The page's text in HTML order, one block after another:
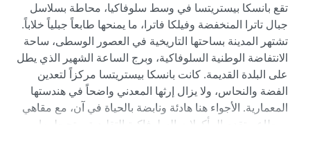
تقع بانسكا بيستريتسا في وسط سلوفاكيا، محاطة بسلاسل
جبال تاترا المنخفضة وفيلكا فاترا، ما يمنحها طابعاً جبلياً خلاباً.
تشتهر المدينة بساحتها التاريخية في العصور الوسطى، ساحة
الانتفاضة الوطنية السلوفاكية، وبرج الساعة الشهير الذي يطل
على البلدة القديمة. كانت بانسكا بيستريتسا مركزاً لتعدين
الفضة والنحاس، ولا يزال إرثها المعدني واضحاً في هندستها
المعمارية. الأجواء هنا هادئة ونابضة بالحياة في آن، مع مقاهي
ومطاعم تقدم المأكولات السلوفاكية التقليدية، وتحيط بها